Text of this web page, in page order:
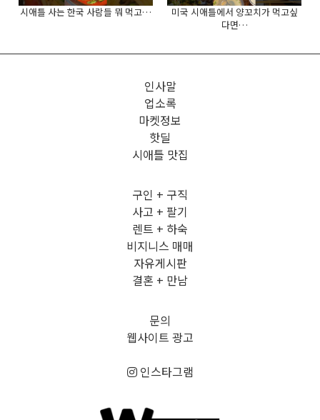
시애틀 사는 한국 사람들 뭐 먹고…
미국 시애틀에서 양꼬치가 먹고싶
다면…
인사말
업소록
마켓정보
핫딜
시애틀 맛집
구인 + 구직
사고 + 팔기
렌트 + 하숙
비지니스 매매
자유게시판
결혼 + 만남
문의
웹사이트 광고
인스타그램